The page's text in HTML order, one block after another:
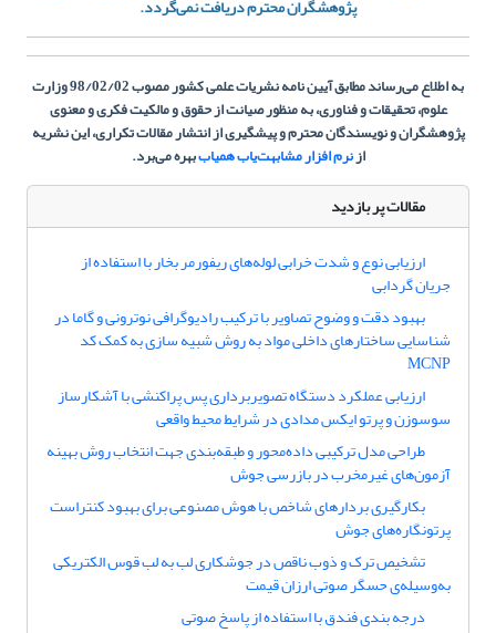
پژوهشگران محترم دریافت نمی‌گردد.
به اطلاع می‌رساند مطابق آیین نامه نشریات علمی کشور مصوب 98/02/02 وزارت
علوم، تحقیقات و فناوری، به منظور صیانت از حقوق و مالکیت فکری و معنوی
پژوهشگران و نویسندگان محترم و پیشگیری از انتشار مقالات تکراری، این نشریه
ازنرم افزار مشابهت‌یاب همیاببهره می‌برد.
مقالات پر بازدید
ارزیابی نوع و شدت خرابی لوله‌های ریفورمر بخار با استفاده از
جریان گردابی
بهبود دقت و وضوح تصاویر با ترکیب رادیوگرافی نوترونی و گاما در
شناسایی ساختارهای داخلی مواد به روش شبیه سازی به کمک کد
MCNP
ارزیابی عملکرد دستگاه تصویربرداری پس ‏پراکنشی با آشکارساز
سوسوزن و پرتو ایکس مدادی در شرایط محیط واقعی
طراحی مدل ترکیبی داده‌محور و طبقه‌بندی جهت انتخاب روش بهینه
آزمون‌های غیرمخرب در بازرسی جوش
بکارگیری بردارهای شاخص با هوش مصنوعی برای بهبود کنتراست
پرتونگاره‌های جوش
تشخیص ترک و ذوب ناقص در جوشکاری لب به لب قوس الکتریکی
به‌وسیله‌ی حسگر صوتی ارزان قیمت
درجه بندی فندق با استفاده از پاسخ صوتی